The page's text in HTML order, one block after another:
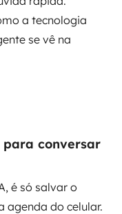
a tecnologia
se vê na
conversar
é só salvar o
agenda do celular.